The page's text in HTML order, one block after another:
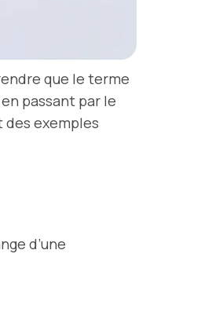
que le terme
passant par le
exemples
d’une